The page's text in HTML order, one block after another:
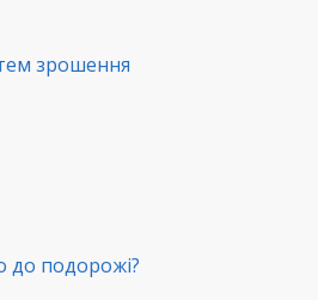
зрошення
до подорожі?